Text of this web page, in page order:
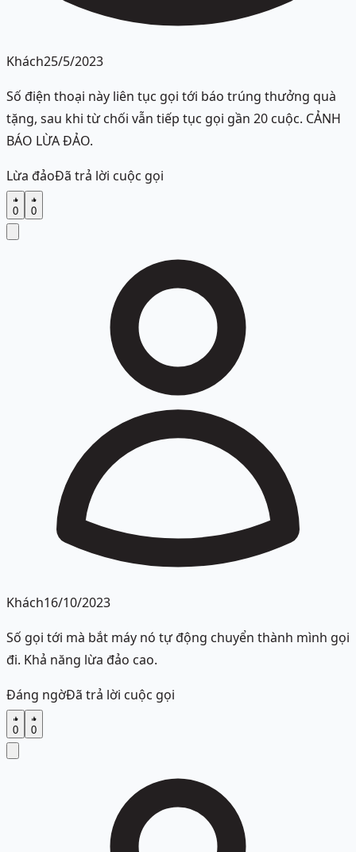
Khách25/5/2023
Số điện thoại này liên tục gọi tới báo trúng thưởng quà
tặng, sau khi từ chối vẫn tiếp tục gọi gần 20 cuộc. CẢNH
BÁO LỪA ĐẢO.
Lừa đảoĐã trả lời cuộc gọi
0 0
Khách16/10/2023
Số gọi tới mà bắt máy nó tự động chuyển thành mình gọi
đi. Khả năng lừa đảo cao.
Đáng ngờĐã trả lời cuộc gọi
0 0